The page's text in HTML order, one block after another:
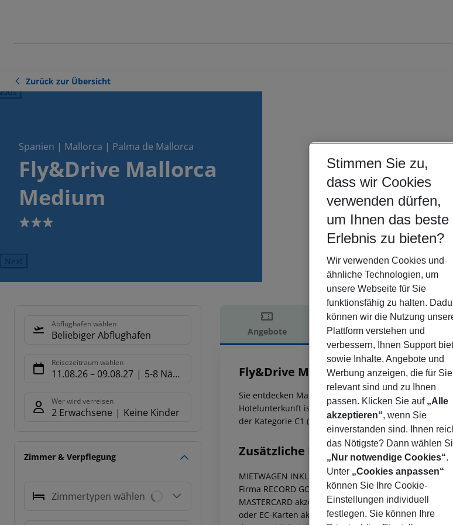
Zurück zur Übersicht
Spanien | Mallorca | Palma de Mallorca
Fly&Drive Mallorca
Medium
3
Next
Abflughafen wählen
Beliebiger Abflughafen
Reisezeitraum wählen
11.08.26– 09.08.27 5-8 Nächte
Wer wird verreisen
2 Erwachsene Keine Kinder
Zimmer & Verpflegung
Zimmertypen wählen
Angebote Hotelbeschreibung
Hotelbeschreibung
Fly&Drive Mallorca Medium
3
Sie entdecken Mallorca auf individuelle Weise. Das
Hotelunterkunft ist nicht enthalten und muss vom
der Kategorie C1 (Opel Corsa o. ähnlich).**Mietwagen
Zusätzliche Informationen
MIETWAGEN INKLUSIVE:Im Reisepreis enthalten ist
Firma RECORD GO.
WICHTIG!! Die
MASTERCARD akzeptiert) und einer gültigen
oder EC-Karten akzeptiert.Im Paket Medium buchen
Stimmen Sie zu,
dass wir Cookies
verwenden dürfen,
um Ihnen das beste
Erlebnis zu bieten?
Wir verwenden Cookies und
ähnliche Technologien, um
unsere Webseite für Sie
funktionsfähig zu halten.
können wir die Nutzung
Plattform verstehen und
verbessern, Ihnen Support
sowie Inhalte, Angebote und
Werbung anzeigen, die für Sie
relevant sind und zu Ihnen
passen. Klicken Sie auf „Alle
akzeptieren“, wenn Sie
einverstanden sind. Ihnen
das Nötigste? Dann wählen
„Nur notwendige Cookies“.
Unter „Cookies anpassen“
können Sie Ihre Cookie-
Einstellungen individuell
festlegen. Sie können Ihre